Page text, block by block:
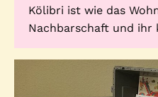
Kölibri ist wie das
Nachbarschaft und ihr